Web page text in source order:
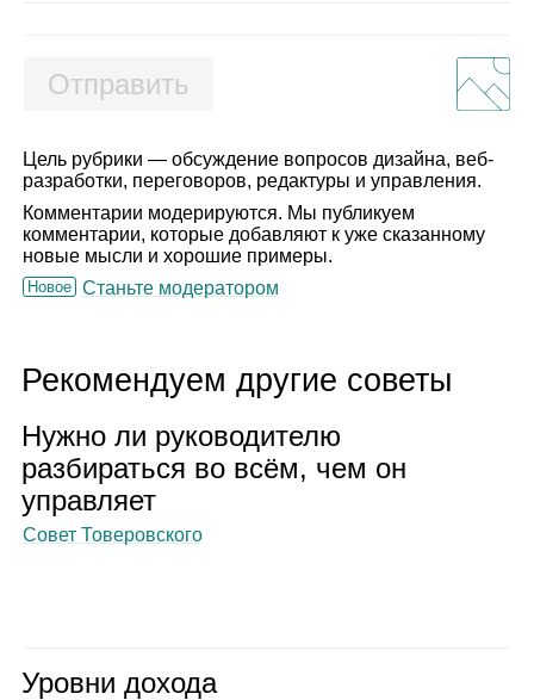
Отправить
Цель рубрики — обсуждение вопросов дизайна, веб-
разработки, переговоров, редактуры и управления.
Комментарии модерируются. Мы публикуем
комментарии, которые добавляют к уже сказанному
новые мысли и хорошие примеры.
Новое Станьте модератором
Рекомендуем другие советы
Нужно ли руко­во­ди­телю
раз­би­раться во всём, чем он
управ­ляет
Совет Товеровского
Уровни дохода